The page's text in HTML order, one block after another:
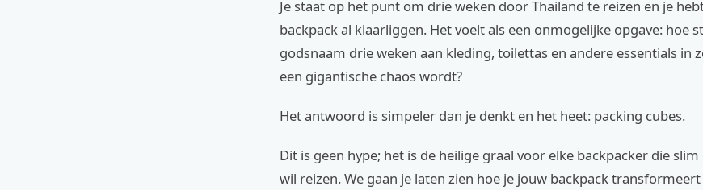
Je staat op het punt om drie weken door Thailand te reizen en je
backpack al klaarliggen. Het voelt als een onmogelijke opgave: hoe
godsnaam drie weken aan kleding, toilettas en andere essentials in
een gigantische chaos wordt?
Het antwoord is simpeler dan je denkt en het heet: packing cubes.
Dit is geen hype; het is de heilige graal voor elke backpacker die
wil reizen. We gaan je laten zien hoe je jouw backpack transformeert